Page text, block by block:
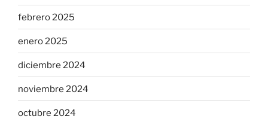
febrero 2025
enero 2025
diciembre 2024
noviembre 2024
octubre 2024